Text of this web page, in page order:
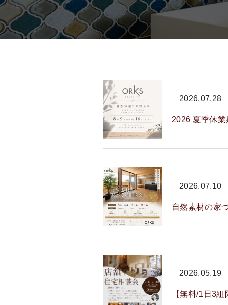
2026.07.28
2026 夏季休
2026.07.10
自然素材の家
2026.05.19
【無料/1日3